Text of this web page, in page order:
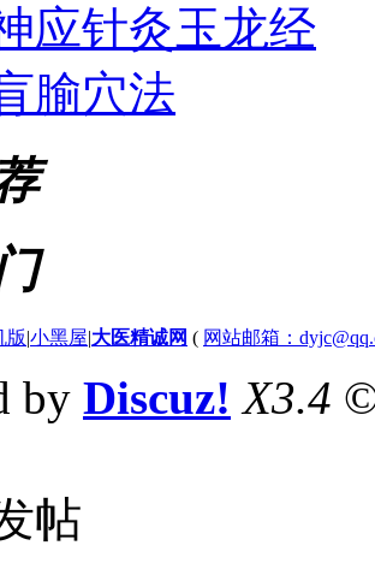
应针灸玉龙经
腧穴法
版|小黑屋|大医精诚网 ( 网站邮箱：
by Discuz! X3.4
帖